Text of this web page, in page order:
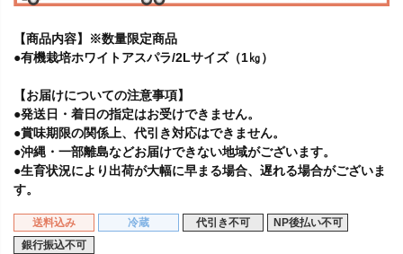
【商品内容】※数量限定商品
●有機栽培ホワイトアスパラ/2Lサイズ（1㎏）
【お届けについての注意事項】
●発送日・着日の指定はお受けできません。
●賞味期限の関係上、代引き対応はできません。
●沖縄・一部離島などお届けできない地域がございます。
●生育状況により出荷が大幅に早まる場合、遅れる場合がございま
す。
送料込み 冷蔵 代引き不可
NP後払い不可
銀行振込不可